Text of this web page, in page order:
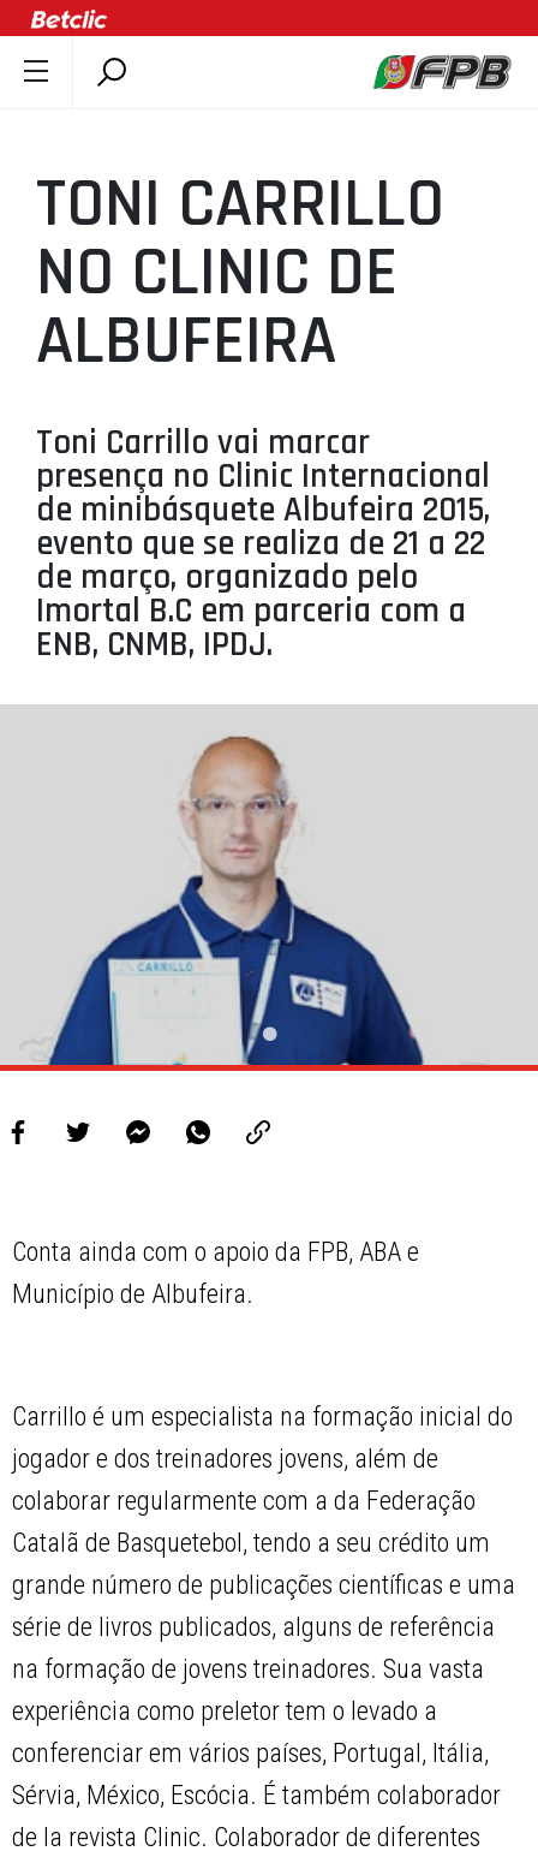
ÚLTIMAS
COMPETIÇÕES
ASSOCIAÇÕES
CLUBES
AGENTES
SELEÇÕES
MINIBASQUETE
ÁREA TÉCNICA
PROJETOS
LIGA BETCLIC MASCULINA
LIGA BETCLIC FEMININA
TONI CARRILLO
NO CLINIC DE
ALBUFEIRA
Toni Carrillo vai marcar
presença no Clinic Internacional
de minibásquete Albufeira 2015,
evento que se realiza de 21 a 22
de março, organizado pelo
Imortal B.C em parceria com a
ENB, CNMB, IPDJ.
Conta ainda com o apoio da FPB, ABA e
Município de Albufeira.
Carrillo é um especialista na formação inicial do
jogador e dos treinadores jovens, além de
colaborar regularmente com a da Federação
Catalã de Basquetebol, tendo a seu crédito um
grande número de publicações científicas e uma
série de livros publicados, alguns de referência
na formação de jovens treinadores. Sua vasta
experiência como preletor tem o levado a
conferenciar em vários países, Portugal, Itália,
Sérvia, México, Escócia. É também colaborador
de la revista Clinic. Colaborador de diferentes